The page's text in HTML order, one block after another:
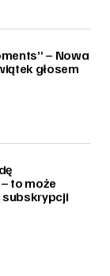
– Nowa
głosem
to może
subskrypcji